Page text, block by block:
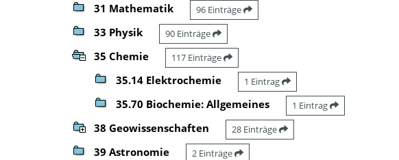
31 Mathematik 96 Einträge
33 Physik 90 Einträge
35 Chemie 117 Einträge
35.14 Elektrochemie 1 Eintrag
35.70 Biochemie: Allgemeines 1 Eintrag
38 Geowissenschaften 28 Einträge
39 Astronomie 2 Einträge